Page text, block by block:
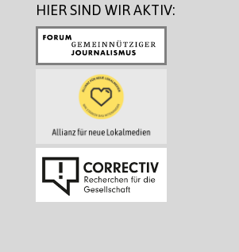
HIER SIND WIR AKTIV: